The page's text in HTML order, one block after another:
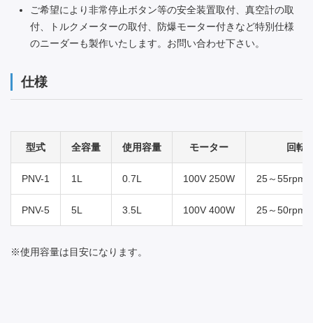
ご希望により非常停止ボタン等の安全装置取付、真空計の取
付、トルクメーターの取付、防爆モーター付きなど特別仕様
のニーダーも製作いたします。お問い合わせ下さい。
仕様
型式 全容量 使用容量 モーター 回転
PNV-1 1L 0.7L 100V 250W 25～
PNV-5 5L 3.5L 100V 400W 25～
※使用容量は目安になります。